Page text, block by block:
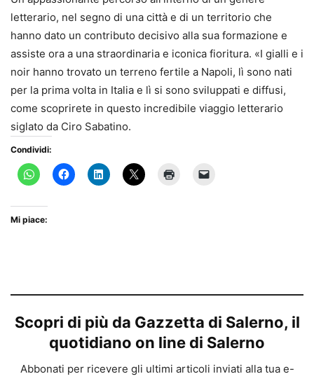
letterario, nel segno di una città e di un territorio che
hanno dato un contributo decisivo alla sua formazione e
assiste ora a una straordinaria e iconica fioritura. «I gialli e i
noir hanno trovato un terreno fertile a Napoli, lì sono nati
per la prima volta in Italia e lì si sono sviluppati e diffusi,
come scoprirete in questo incredibile viaggio letterario
siglato da Ciro Sabatino.
Condividi:
Mi piace:
Scopri di più da Gazzetta di Salerno, il
quotidiano on line di Salerno
Abbonati per ricevere gli ultimi articoli inviati alla tua e-